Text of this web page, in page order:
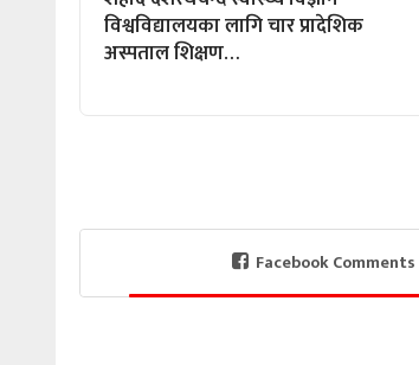
विश्वविद्यालयका लागि चार प्रादेशिक
अस्पताल शिक्षण…
Facebook Comments